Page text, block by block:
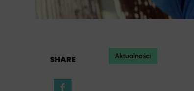
SHARE Aktualności